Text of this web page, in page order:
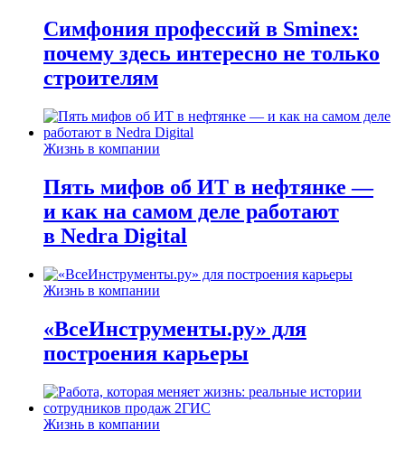
Симфония профессий в Sminex:
почему здесь интересно не только
строителям
Жизнь в компании
Пять мифов об ИТ в нефтянке —
и как на самом деле работают
в Nedra Digital
Жизнь в компании
«ВсеИнструменты.ру» для
построения карьеры
Жизнь в компании